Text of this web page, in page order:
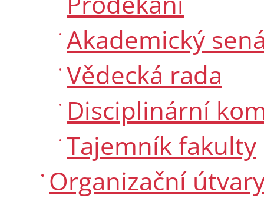
Akademický
Vědecká rada
Disciplinární
Tajemník fakulty
Organizační